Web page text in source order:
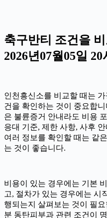
축구반티 조건을
2026년07월05일 20
인천흥신소를 비교할 때는
건을 확인하는 것이 중요합니
은 불륜증거 안내라도 비용
응대 기준, 제한 사항, 사후
여러 정보를 확인할 때는 같
는 것이 좋습니다.
비용이 있는 경우에는 기본
고, 절차가 있는 경우에는 시
행되는지 살펴보는 것이 필요
분 동탄피부과 관련 조건이